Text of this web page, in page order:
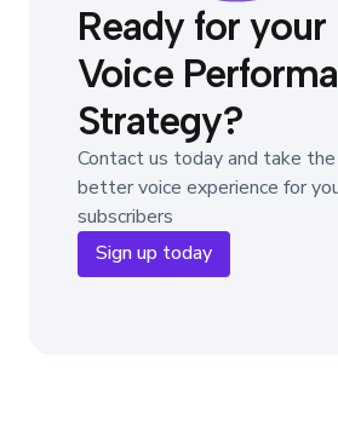
Ready for your
Voice
Strategy?
Contact us today and take
better voice experience for
subscribers
Sign up today